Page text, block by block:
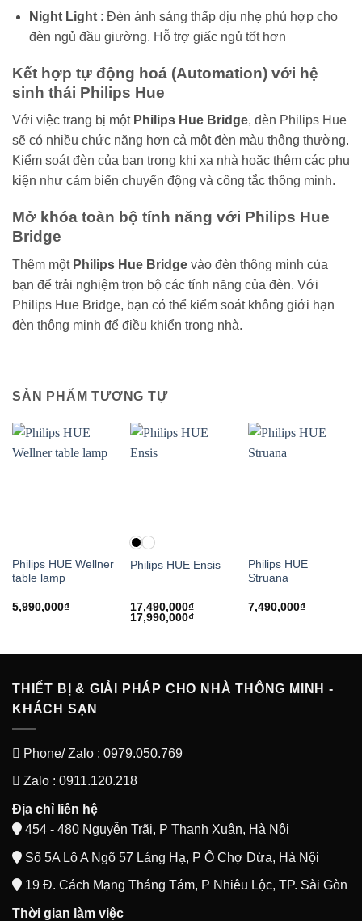
Night Light: Đèn ánh sáng thấp dịu nhẹ phú hợp cho
đèn ngủ đầu giường. Hỗ trợ giấc ngủ tốt hơn
Kết hợp tự động hoá (Automation) với hệ
sinh thái Philips Hue
Với việc trang bị một Philips Hue Bridge, đèn Philips Hue
sẽ có nhiều chức năng hơn cả một đèn màu thông thường.
Kiểm soát đèn của bạn trong khi xa nhà hoặc thêm các phụ
kiện như cảm biến chuyển động và công tắc thông minh.
Mở khóa toàn bộ tính năng với Philips Hue
Bridge
Thêm một Philips Hue Bridge vào đèn thông minh của
bạn để trải nghiệm trọn bộ các tính năng của đèn. Với
Philips Hue Bridge, bạn có thể kiểm soát không giới hạn
đèn thông minh để điều khiển trong nhà.
SẢN PHẨM TƯƠNG TỰ
Philips HUE Wellner
table lamp
5,990,000₫
Philips HUE Ensis
17,490,000₫ –
17,990,000₫Khoảng
Philips HUE
Struana
7,490,000₫
THIẾT BỊ & GIẢI PHÁP CHO NHÀ THÔNG MINH -
KHÁCH SẠN
Phone/ Zalo : 0979.050.769
Zalo : 0911.120.218
Địa chỉ liên hệ
454 - 480 Nguyễn Trãi, P Thanh Xuân, Hà Nội
Số 5A Lô A Ngõ 57 Láng Hạ, P Ô Chợ Dừa, Hà Nội
19 Đ. Cách Mạng Tháng Tám, P Nhiêu Lộc, TP. Sài Gòn
Thời gian làm việc